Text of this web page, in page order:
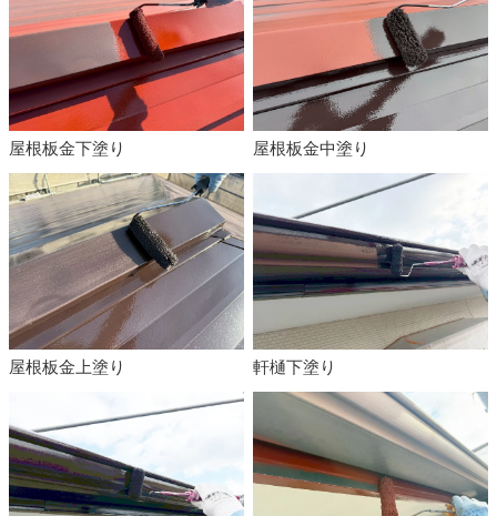
屋根板金下塗り 屋根板金中塗り
屋根板金上塗り 軒樋下塗り